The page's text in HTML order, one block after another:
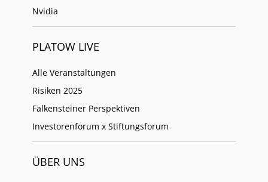
Nvidia
PLATOW LIVE
Alle Veranstaltungen
Risiken 2025
Falkensteiner Perspektiven
Investorenforum x Stiftungsforum
ÜBER UNS